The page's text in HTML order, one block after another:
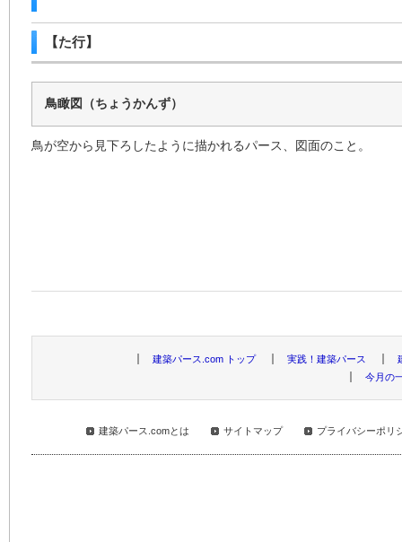
【た行】
鳥瞰図（ちょうかんず）
鳥が空から見下ろしたように描かれるパース、図面のこと。
建築パース.com トップ 実践！建築パース
今月の
建築パース.comとは サイトマップ プライバシーポリ